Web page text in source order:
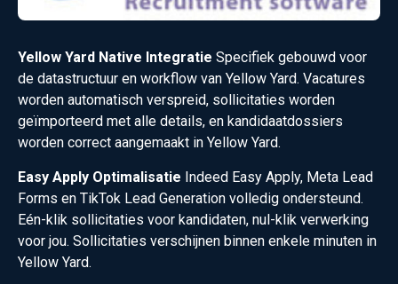
Yellow Yard Native Integratie Specifiek gebouwd voor
de datastructuur en workflow van Yellow Yard. Vacatures
worden automatisch verspreid, sollicitaties worden
geïmporteerd met alle details, en kandidaatdossiers
worden correct aangemaakt in Yellow Yard.
Easy Apply Optimalisatie Indeed Easy Apply, Meta Lead
Forms en TikTok Lead Generation volledig ondersteund.
Eén-klik sollicitaties voor kandidaten, nul-klik verwerking
voor jou. Sollicitaties verschijnen binnen enkele minuten in
Yellow Yard.